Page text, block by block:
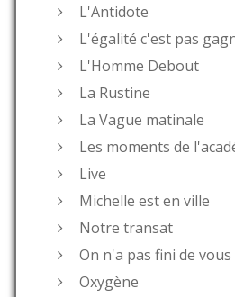
L'Antidote
L'égalité c'est pas
L'Homme Debout
La Rustine
La Vague matinale
Les moments de
Live
Michelle est en ville
Notre transat
On n'a pas fini de
Oxygène